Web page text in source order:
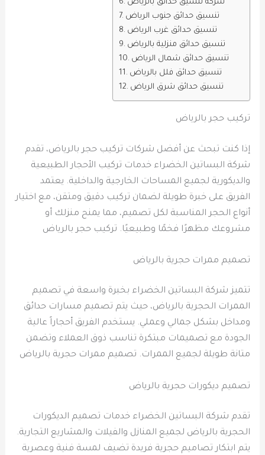
شركة تنسيق حدائق بالرياض
تنسيق حدائق جنوب الرياض
تنسيق حدائق غرب الرياض
تنسيق حدائق منزلية بالرياض
تنسيق حدائق شمال الرياض
تنسيق حدائق فلل بالرياض
تنسيق حدائق شرق الرياض
تركيب حجر بالرياض
إذا كنت تبحث عن أفضل شركات تركيب حجر بالرياض، تقدم
شركة البساتين الخضراء خدمات تركيب الأحجار الطبيعية
والديكورية لجميع المساحات الخارجية والداخلية. يعتمد
الفريق على خبرة طويلة لضمان تركيب دقيق ومتقن، مع اختيار
أنواع الحجر المناسبة لكل تصميم، مما يمنح منزلك أو
مشروعك مظهرًا فخمًا وطبيعيًا. تركيب حجر بالرياض
تصميم ممرات حجرية بالرياض
تتميز شركة البساتين الخضراء بخبرة واسعة في تصميم
الممرات الحجرية بالرياض، حيث يتم تصميم مسارات حدائق
ومداخل بشكل جمالي وعملي. يستخدم الفريق أحجاراً عالية
الجودة مع تصميمات مبتكرة تناسب ذوق العملاء وتضمن
متانة طويلة لجميع الممرات. تصميم ممرات حجرية بالرياض
تصميم ديكورات حجرية بالرياض
تقدم شركة البساتين الخضراء خدمات تصميم الديكورات
الحجرية بالرياض لجميع المنازل والفيلات والمشاريع التجارية.
يتم ابتكار تصاميم حجرية فريدة تضيف لمسة فنية وعصرية